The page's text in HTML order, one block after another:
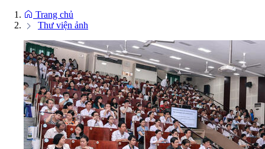
Trang chủ
Thư viện ảnh